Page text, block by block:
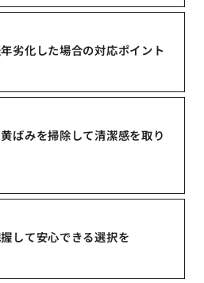
劣化した場合の対応ポイント
ばみを掃除して清潔感を取り
して安心できる選択を